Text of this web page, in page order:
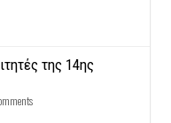
της 14ης